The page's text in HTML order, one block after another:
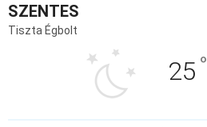
SZENTES
Tiszta Égbolt
25 °